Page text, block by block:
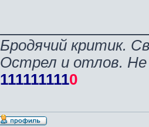
Бродячий критик.
Острел и отлов. Не
1111111110